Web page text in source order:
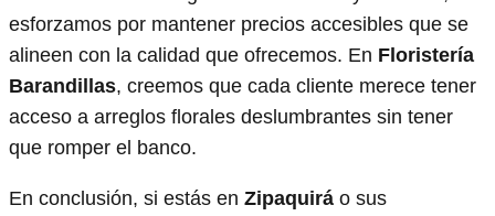
esforzamos por mantener precios accesibles que se
alineen con la calidad que ofrecemos. En Floristería
Barandillas, creemos que cada cliente merece tener
acceso a arreglos florales deslumbrantes sin tener
que romper el banco.
En conclusión, si estás en Zipaquirá o sus